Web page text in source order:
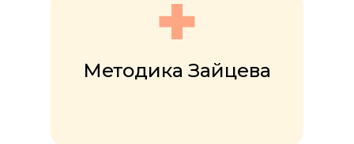
Методика Зайцева